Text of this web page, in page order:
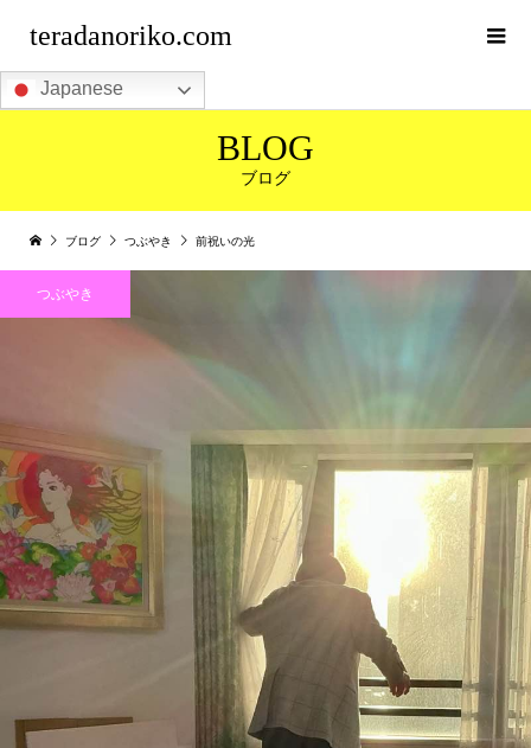
teradanoriko.com
Japanese
BLOG
ブログ
ブログ つぶやき 前祝いの光
つぶやき